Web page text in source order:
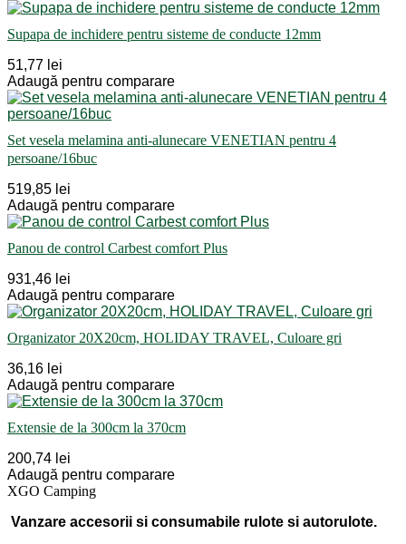
Supapa de inchidere pentru sisteme de conducte 12mm
51,77 lei
Adaugă pentru comparare
Set vesela melamina anti-alunecare VENETIAN pentru 4
persoane/16buc
519,85 lei
Adaugă pentru comparare
Panou de control Carbest comfort Plus
931,46 lei
Adaugă pentru comparare
Organizator 20X20cm, HOLIDAY TRAVEL, Culoare gri
36,16 lei
Adaugă pentru comparare
Extensie de la 300cm la 370cm
200,74 lei
Adaugă pentru comparare
XGO Camping
Vanzare accesorii si consumabile rulote si autorulote.